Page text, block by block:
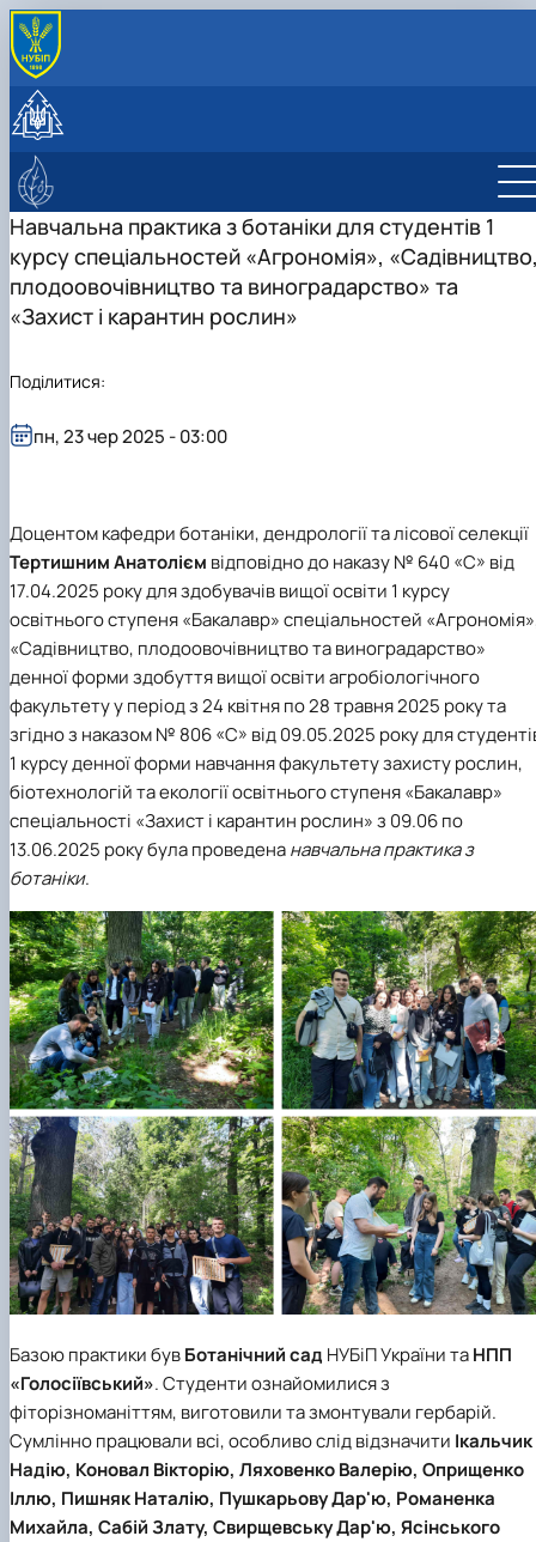
ПРО КАФЕДРУ
Програми навчальних практик
Публікації
Студентські наукові гуртки
Студентський науковий гурток дендрології
екології рослин
Студентський науковий ботанічний гурток
Науково-консультаційні послуги
Про центр
Фотогалерея
Навчальна практика з ботаніки для студентів 1
курсу спеціальностей «Агрономія»,
плодоовочівництво та виноградарство» та
«Захист і карантин рослин»
Доцентом кафедри ботаніки, дендрології та лісової селекції
Тертишним Анатолієм відповідно до наказу № 640 «С» від
17.04.2025 року для здобувачів вищої освіти 1 курсу
освітнього ступеня «Бакалавр» спеціальностей
«Садівництво, плодоовочівництво та виноградарство»
денної форми здобуття вищої освіти агробіологічного
факультету у період з 24 квітня по 28 травня 2025 року та
згідно з наказом № 806 «С» від 09.05.2025 року для
1 курсу денної форми навчання факультету захисту рослин,
біотехнологій та екології освітнього ступеня «Бакалавр»
спеціальності «Захист і карантин рослин»з 09.06 по
13.06.2025 року була проведенанавчальна практика з
ботаніки.
Базою практики бувБотанічний сад НУБіП України таНПП
«Голосіївський». Студенти ознайомилися з
фіторізноманіттям, виготовили та змонтували гербарій.
Сумлінно працювали всі, особливо слід відзначити Ікальчик
Надію, Коновал Вікторію, Ляховенко Валерію, Оприщенко
Іллю, Пишняк Наталію, Пушкарьову Дар'ю, Романенка
Михайла, Сабій Злату, Свирщевську Дар'ю, Ясінського
пн, 23 чер 2025 - 03:00
Поділитися: